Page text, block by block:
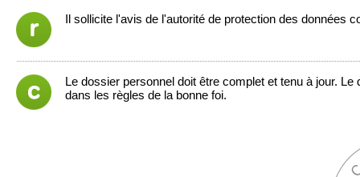
Il sollicite l'avis de l'autorité de protection des données
Le dossier personnel doit être complet et tenu à jour.
dans les règles de la bonne foi.